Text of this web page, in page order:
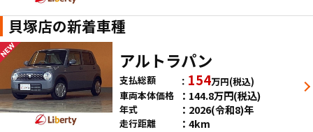
貝塚店の新着車種
アルトラパン
支払総額 154万円(税込)
車両本体価格
144.8万円(税込)
年式 2026(令和8)年
走行距離 4km